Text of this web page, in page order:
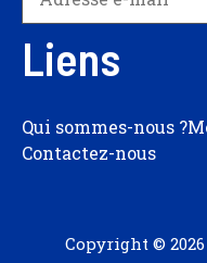
Liens
Qui sommes-nous ?
Contactez-nous
Copyright ©